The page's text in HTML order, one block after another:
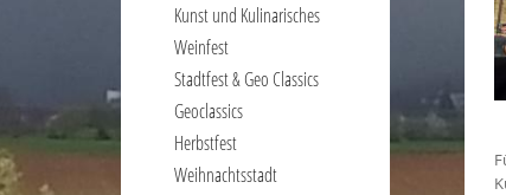
Kunst und Kulinarisches
Weinfest
Stadtfest & Geo Classics
Geoclassics
Herbstfest
Weihnachtsstadt